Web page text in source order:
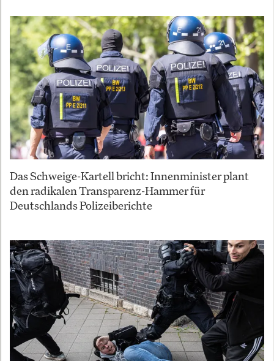
Das Schweige-Kartell bricht: Innenminister plant
den radikalen Transparenz-Hammer für
Deutschlands Polizeiberichte